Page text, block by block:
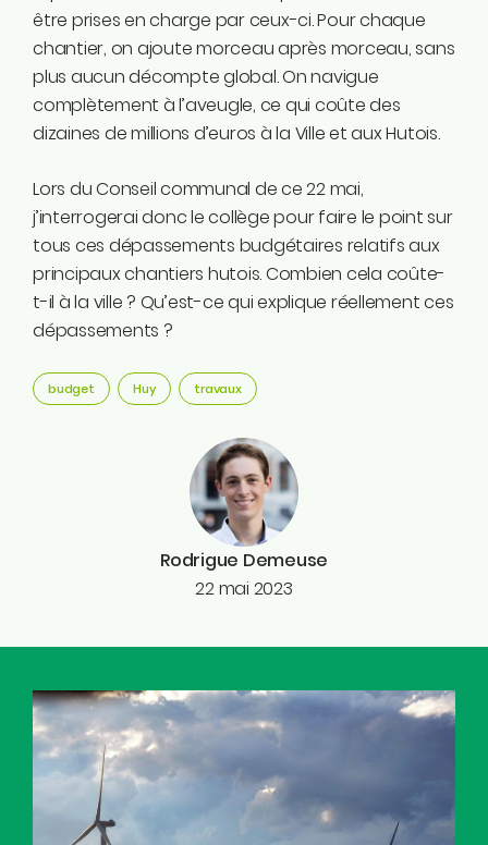
Rodrigue Demeuse
22 mai 2023
être prises en charge par ceux-ci. Pour chaque
chantier, on ajoute morceau après morceau, sans
plus aucun décompte global. On navigue
complètement à l’aveugle, ce qui coûte des
dizaines de millions d’euros à la Ville et aux Hutois.
Lors du Conseil communal de ce 22 mai,
j’interrogerai donc le collège pour faire le point sur
tous ces dépassements budgétaires relatifs aux
principaux chantiers hutois. Combien cela coûte-
t-il à la ville ? Qu’est-ce qui explique réellement ces
dépassements ?
budget Huy travaux